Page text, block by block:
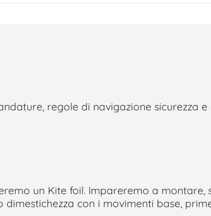
regole di navigazione sicurezza
un Kite foil. Impareremo a
con i movimenti base,